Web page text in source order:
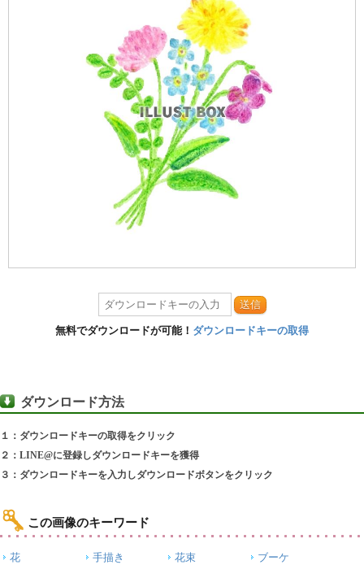
送信
無料でダウンロードが可能！ ダウンロードキーの取得
ダウンロード方法
１：ダウンロードキーの取得をクリック
２：LINE@に登録しダウンロードキーを獲得
３：ダウンロードキーを入力しダウンロードボタンをクリック
この画像のキーワード
花 手描き 花束
ブーケ